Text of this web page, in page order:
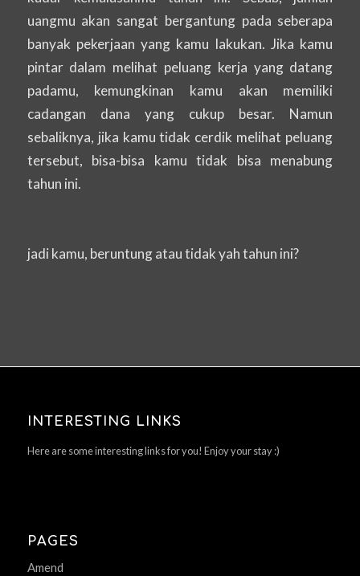
uangmu akan sangat bergantung pada seberapa
banyak pekerjaan yang kamu lakukan. Jika kamu
pintar dalam melihat peluang kerja yang datang
padamu, kemungkinan kamu akan memiliki
cadangan dana yang cukup besar. Namun
sebaliknya, jika kamu tidak cerdik melihat peluang
tersebut, bisa-bisa kamu tidak bisa menabung
tahun ini.
jadi kamu, beruntung atau tidak yah tahun ini?
INTERESTING LINKS
Here are some interesting links for you! Enjoy your stay :)
PAGES
Amend